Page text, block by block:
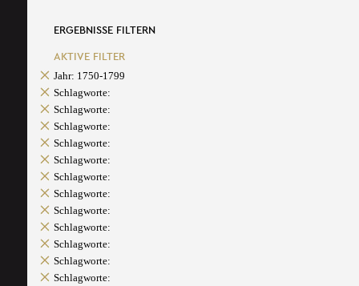
ERGEBNISSE FILTERN
AKTIVE FILTER
Jahr: 1750-1799
Schlagworte:
Schlagworte:
Schlagworte:
Schlagworte:
Schlagworte:
Schlagworte:
Schlagworte:
Schlagworte:
Schlagworte:
Schlagworte:
Schlagworte:
Schlagworte: